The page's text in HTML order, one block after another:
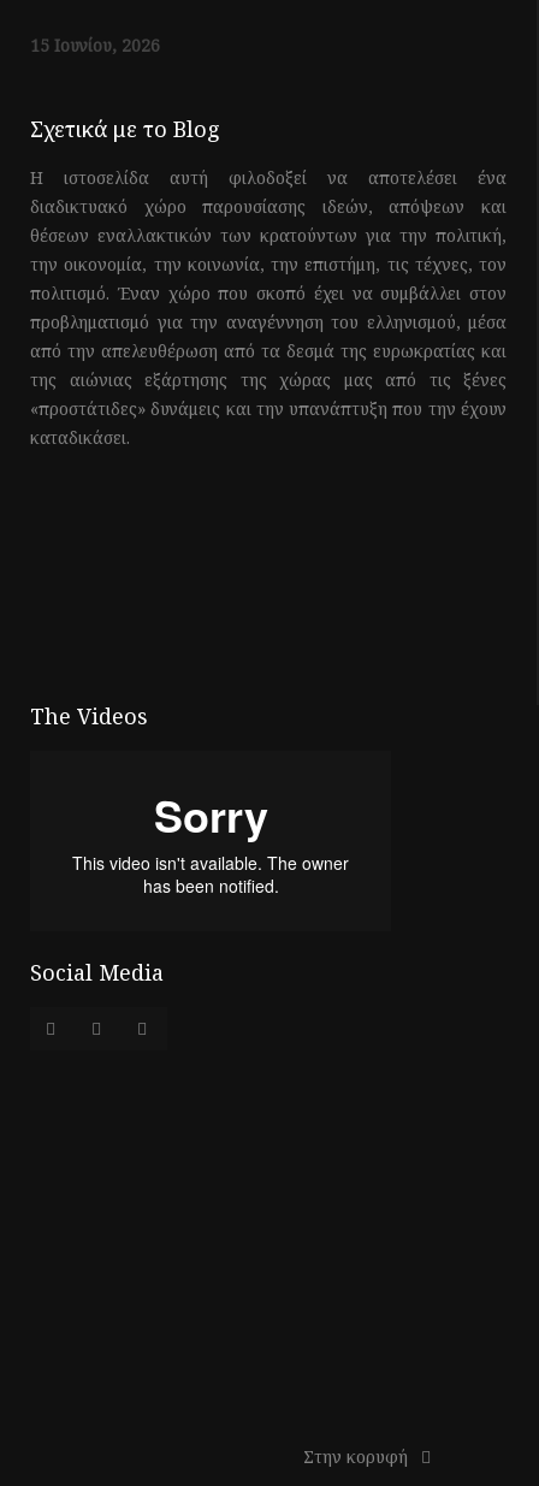
15 Ιουνίου, 2026
Σχετικά με το Blog
Η ιστοσελίδα αυτή φιλοδοξεί να αποτελέσει ένα
διαδικτυακό χώρο παρουσίασης ιδεών, απόψεων και
θέσεων εναλλακτικών των κρατούντων για την πολιτική,
την οικονομία, την κοινωνία, την επιστήμη, τις τέχνες, τον
πολιτισμό. Έναν χώρο που σκοπό έχει να συμβάλλει στον
προβληματισμό για την αναγέννηση του ελληνισμού, μέσα
από την απελευθέρωση από τα δεσμά της ευρωκρατίας και
της αιώνιας εξάρτησης της χώρας μας από τις ξένες
«προστάτιδες» δυνάμεις και την υπανάπτυξη που την έχουν
καταδικάσει.
The Videos
Social Media
Στην κορυφή